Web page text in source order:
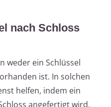
nach Schloss
weder ein Schlüssel
ist. In solchen
helfen, indem ein
angefertigt wird.